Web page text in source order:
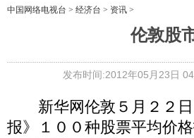
中国网络电视台 > 经济台 > 资讯 >
伦敦股
发布时间:2012年05月23日
新华网伦敦５月２２日
报》１００种股票平均价